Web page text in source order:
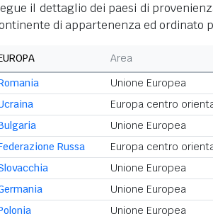
il dettaglio dei paesi di
di appartenenza ed ordinato
Area
Unione Europea
Europa centro
Unione Europea
Russa
Europa centro
Unione Europea
Unione Europea
Unione Europea